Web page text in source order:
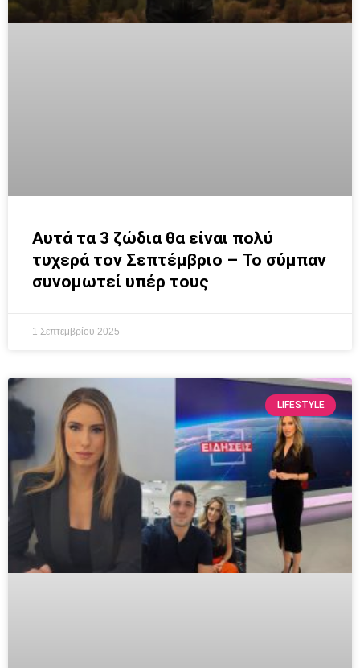
Αυτά τα 3 ζώδια θα είναι πολύ
τυχερά τον Σεπτέμβριο – Το σύμπαν
συνομωτεί υπέρ τους
1 Σεπτεμβρίου 2025
LIFESTYLE